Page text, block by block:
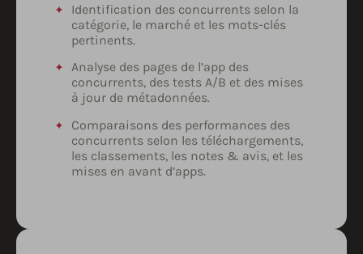
Identification des concurrents selon la
catégorie, le marché et les mots-clés
pertinents.
Analyse des pages de l’app des
concurrents, des tests A/B et des mises
à jour de métadonnées.
Comparaisons des performances des
concurrents selon les téléchargements,
les classements, les notes & avis, et les
mises en avant d’apps.